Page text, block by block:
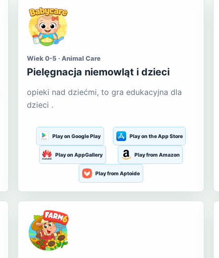
Wiek 0-5 · Animal Care
Pielęgnacja niemowląt i dzieci
opieki nad dziećmi, to gra edukacyjna dla
dzieci .
Play on Google Play Play on the App Store
Play on AppGallery Play from Amazon
Play from Aptoide